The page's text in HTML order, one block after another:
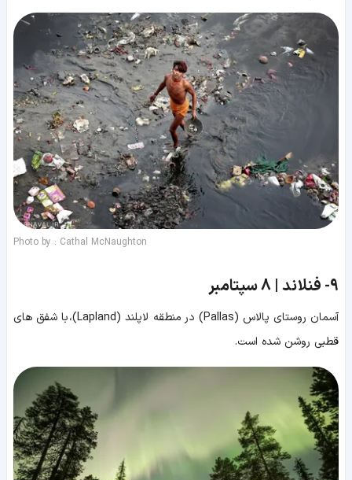
Photo by : Cathal McNaughton
9- فنلاند | 8 سپتامبر
آسمان روستای پالاس (Pallas) در منطقه لاپلند (Lapland)، با شفق های
قطبی روشن شده است.